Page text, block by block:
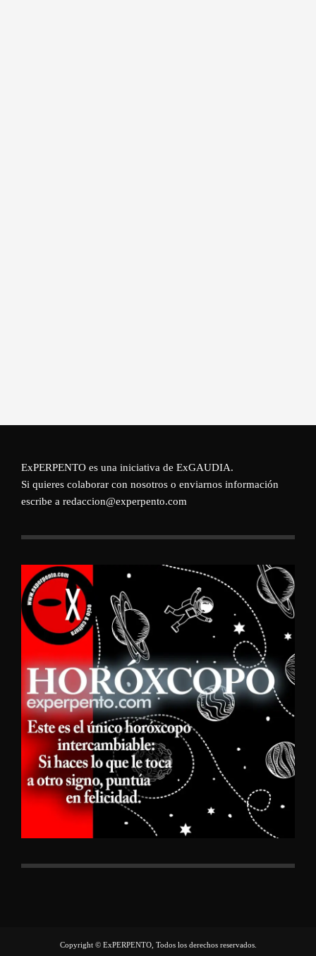
ExPERPENTO es una iniciativa de ExGAUDIA.
Si quieres colaborar con nosotros o enviarnos información
escribe a redaccion@experpento.com
Copyright © ExPERPENTO, Todos los derechos reservados.